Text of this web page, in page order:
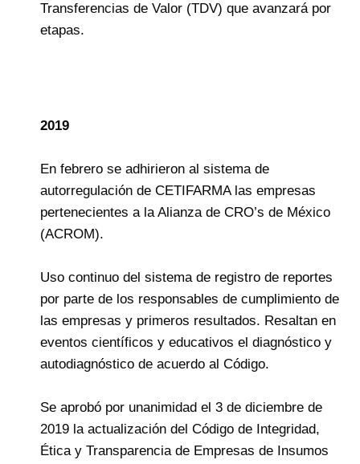
Transferencias de Valor (TDV) que avanzará por
etapas.
2019
En febrero se adhirieron al sistema de
autorregulación de CETIFARMA las empresas
pertenecientes a la Alianza de CRO’s de México
(ACROM).
Uso continuo del sistema de registro de reportes
por parte de los responsables de cumplimiento de
las empresas y primeros resultados. Resaltan en
eventos científicos y educativos el diagnóstico y
autodiagnóstico de acuerdo al Código.
Se aprobó por unanimidad el 3 de diciembre de
2019 la actualización del Código de Integridad,
Ética y Transparencia de Empresas de Insumos